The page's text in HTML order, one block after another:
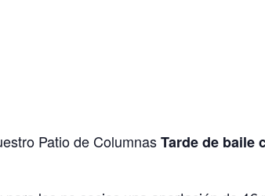
Patio de ColumnasTarde de baile